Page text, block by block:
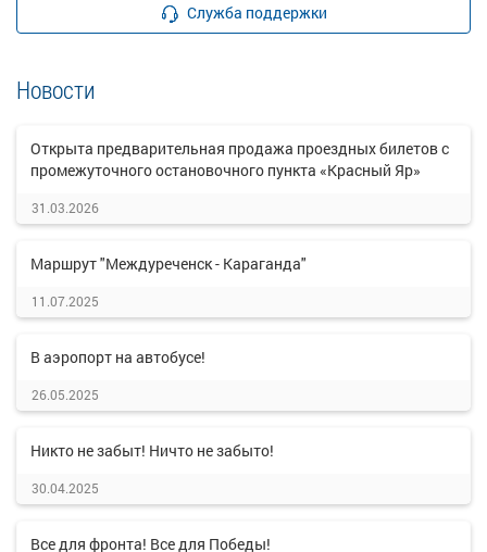
Служба поддержки
Новости
Открыта предварительная продажа проездных билетов с
промежуточного остановочного пункта «Красный Яр»
31.03.2026
Маршрут "Междуреченск - Караганда"
11.07.2025
В аэропорт на автобусе!
26.05.2025
Никто не забыт! Ничто не забыто!
30.04.2025
Все для фронта! Все для Победы!